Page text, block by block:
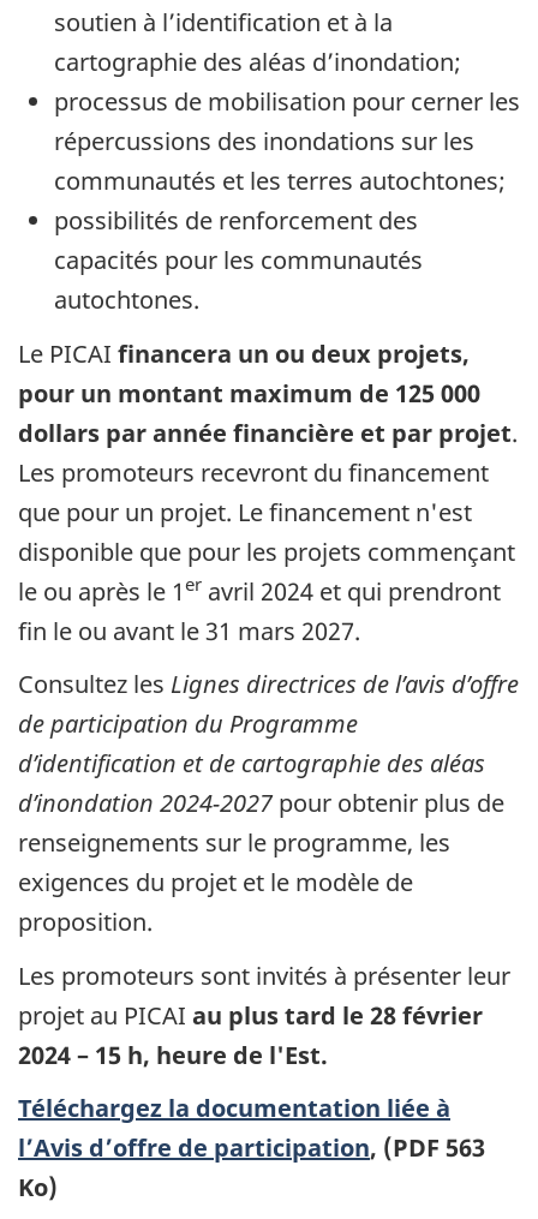
soutien à l’identification et à la
cartographie des aléas d’inondation;
processus de mobilisation pour cerner les
répercussions des inondations sur les
communautés et les terres autochtones;
possibilités de renforcement des
capacités pour les communautés
autochtones.
Le PICAI financera un ou deux projets,
pour un montant maximum de 125 000
dollars par année financière et par projet.
Les promoteurs recevront du financement
que pour un projet. Le financement n'est
disponible que pour les projets commençant
le ou après le 1 er avril 2024 et qui prendront
fin le ou avant le 31 mars 2027.
Consultez les Lignes directrices de l’avis d’offre
de participation du Programme
d’identification et de cartographie des aléas
d’inondation 2024-2027pour obtenir plus de
renseignements sur le programme, les
exigences du projet et le modèle de
proposition.
Les promoteurs sont invités à présenter leur
projet au PICAI au plus tard le 28 février
2024 – 15 h, heure de l'Est.
Téléchargez la documentation liée à
l’Avis d’offre de participation, (PDF 563
Ko)